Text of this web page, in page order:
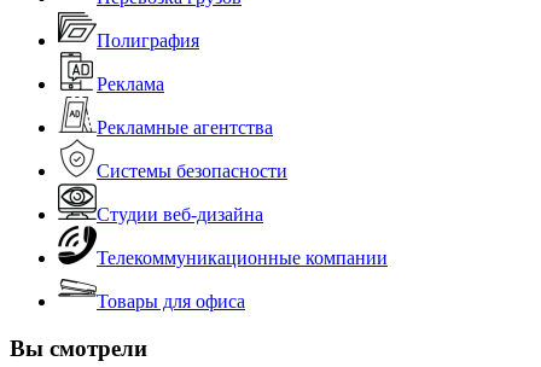
Полиграфия
Реклама
Рекламные агентства
Системы безопасности
Студии веб-дизайна
Телекоммуникационные компании
Товары для офиса
Вы смотрели